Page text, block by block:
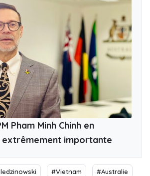
Pham Minh Chinh en
importante
#Vietnam #Australie